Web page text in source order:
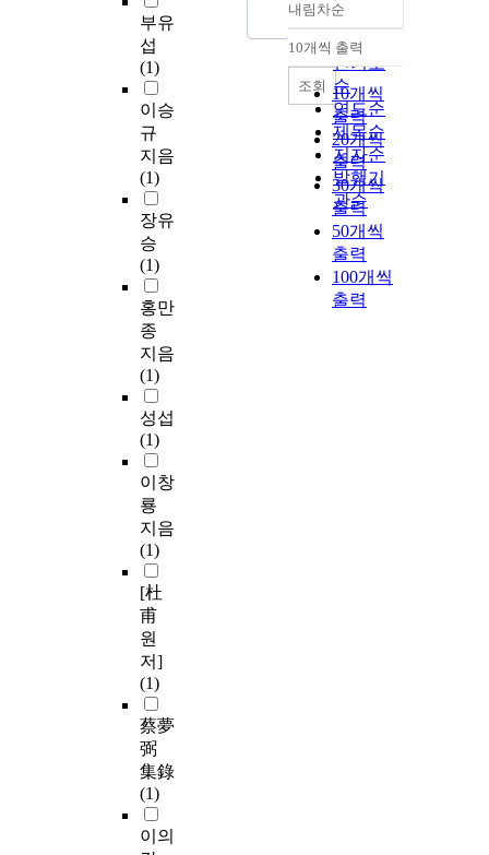
부유
섭
(1)
이승
규
지음
(1)
장유
승
(1)
홍만
종
지음
(1)
성섭
(1)
이창
룡
지음
(1)
[杜
甫
원
저]
(1)
蔡夢
弼
集錄
(1)
이의
정확도
순
인기도
순
연도순
제목순
저자순
발행기
관순
내림차순
내림차순
10개씩 출력
10개씩
출력
20개씩
출력
30개씩
출력
50개씩
출력
100개씩
출력
조회